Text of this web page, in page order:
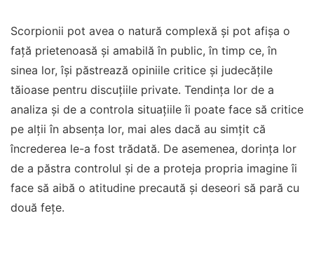
Scorpionii pot avea o natură complexă și pot afișa o
față prietenoasă și amabilă în public, în timp ce, în
sinea lor, își păstrează opiniile critice și judecățile
tăioase pentru discuțiile private. Tendința lor de a
analiza și de a controla situațiile îi poate face să critice
pe alții în absența lor, mai ales dacă au simțit că
încrederea le-a fost trădată. De asemenea, dorința lor
de a păstra controlul și de a proteja propria imagine îi
face să aibă o atitudine precaută și deseori să pară cu
două fețe.